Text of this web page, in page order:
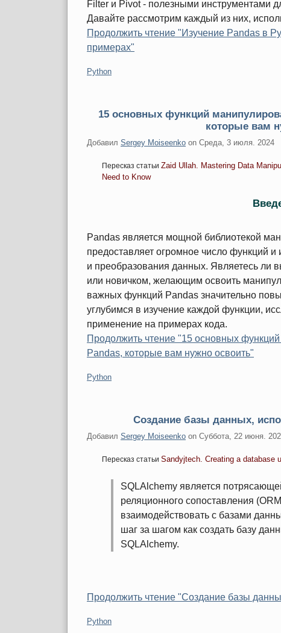
Filter и Pivot - полезными инструментами
Давайте рассмотрим каждый из них,
Продолжить чтение "Изучение Pandas в
примерах"
Категории:
Python
15 основных функций
которые вам
Добавил Sergey Moiseenko on Среда, 3 июля. 2024
Пересказ статьи Zaid Ullah. Mastering Data
Need to Know
Pandas является мощной библиотекой
предоставляет огромное число функций
и преобразования данных. Являетесь ли
или новичком, желающим освоить
важных функций Pandas значительно
углубимся в изучение каждой функции,
применение на примерах кода.
Продолжить чтение "15 основных
Pandas, которые вам нужно освоить"
Категории:
Python
Создание базы данных,
Добавил Sergey Moiseenko on Суббота, 22 июня.
Пересказ статьи Sandyjtech. Creating a database
SQLAlchemy является
реляционного сопоставления
взаимодействовать с базами
шаг за шагом как создать базу
SQLAlchemy.
Продолжить чтение "Создание базы
Категории:
Python